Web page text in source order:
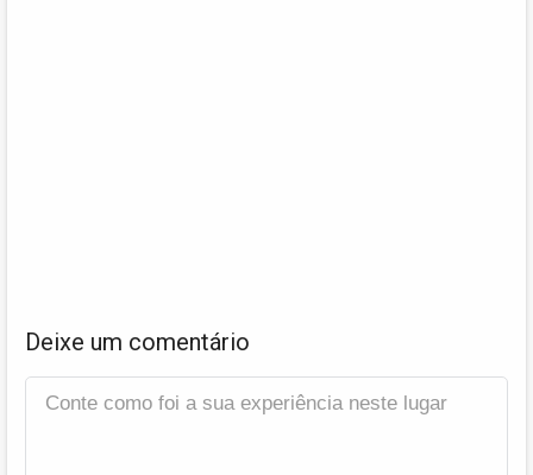
Deixe um comentário